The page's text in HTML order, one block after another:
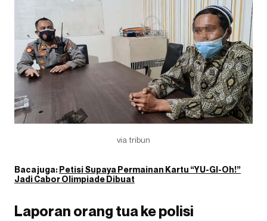
via tribun
Baca juga:Petisi Supaya Permainan Kartu “YU-GI-Oh!”
Jadi Cabor Olimpiade Dibuat
Laporan orang tua ke polisi